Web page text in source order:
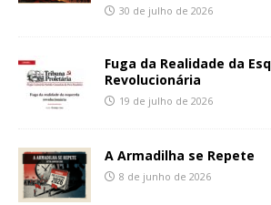
30 de julho de 2026
Fuga da Realidade da
Revolucionária
19 de julho de 2026
A Armadilha se Repete
8 de junho de 2026